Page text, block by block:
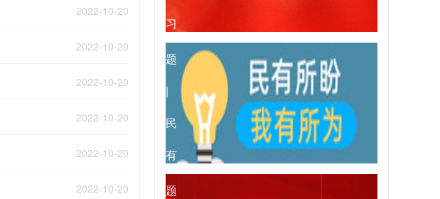
2022-10-20
2022-10-20
2022-10-20
2022-10-20
2022-10-20
2022-10-20
国
两
会
习
贯
彻
党
的
二
专
题
|
民
有
所
专
题